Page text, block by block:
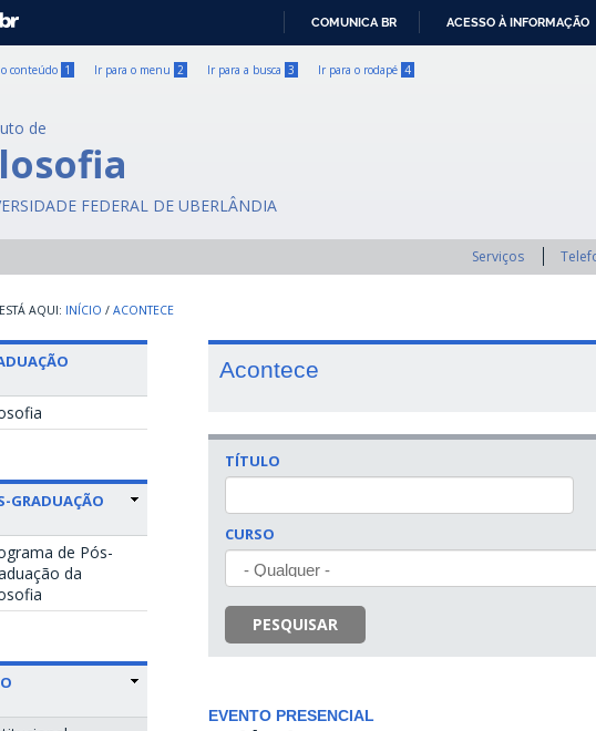
COMUNICA BR ACESSO À INFORMAÇÃO
conteúdo 1 Ir para o menu 2 Ir para a busca 3 Ir para o rodapé 4
de
FEDERAL DE UBERLÂNDIA
Serviços
INÍCIO / ACONTECE
GRADUAÇÃO
de Pós-
da
Acontece
TÍTULO
CURSO
PESQUISAR
EVENTO PRESENCIAL